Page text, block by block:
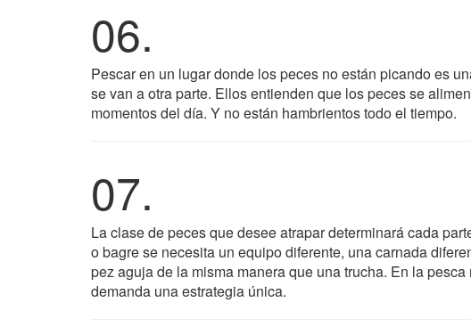
06.
Pescar en un lugar donde los peces no están picando es
se van a otra parte. Ellos entienden que los peces se
momentos del día. Y no están hambrientos todo el tiempo.
07.
La clase de peces que desee atrapar determinará cada
o bagre se necesita un equipo diferente, una carnada
pez aguja de la misma manera que una trucha. En la
demanda una estrategia única.